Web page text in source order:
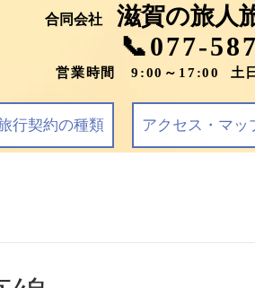
合同会社 滋賀の旅人
📞077-
営業時間 9:00～17:00 土
行契約の種類 アクセス・マッ